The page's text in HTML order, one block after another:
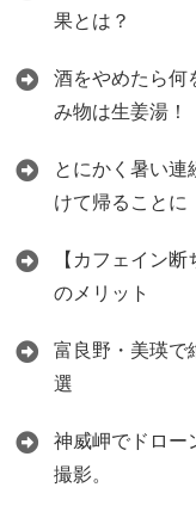
果とは？
酒をやめたら何
み物は生姜湯！
とにかく暑い連
けて帰ることに
【カフェイン
のメリット
富良野・美瑛で
選
神威岬でドロー
撮影。